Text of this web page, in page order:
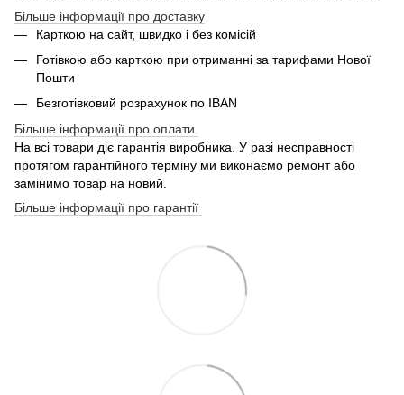
Більше інформації про доставку
Карткою на сайт, швидко і без комісій
Готівкою або карткою при отриманні за тарифами Нової
Пошти
Безготівковий розрахунок по IBAN
Більше інформації про оплати
На всі товари діє гарантія виробника. У разі несправності
протягом гарантійного терміну ми виконаємо ремонт або
замінимо товар на новий.
Більше інформації про гарантії